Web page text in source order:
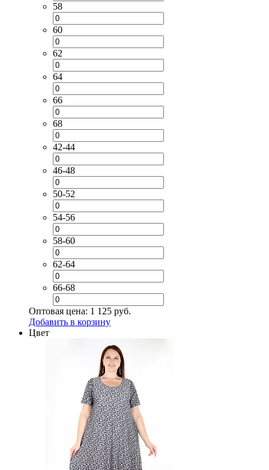
58
60
62
64
66
68
42-44
46-48
50-52
54-56
58-60
62-64
66-68
Оптовая цена: 1 125 руб.
Добавить в корзину
Цвет